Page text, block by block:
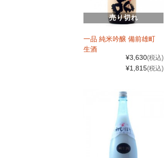
売り切れ
一品 純米吟醸 備前雄町
生酒
¥3,630(税込)
¥1,815(税込)